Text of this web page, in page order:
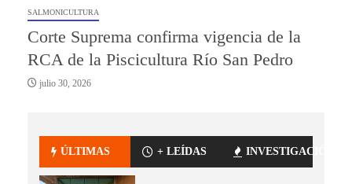
SALMONICULTURA
Corte Suprema confirma vigencia de la
RCA de la Piscicultura Río San Pedro
julio 30, 2026
ÚLTIMAS + LEÍDAS INVESTIGACIÓN